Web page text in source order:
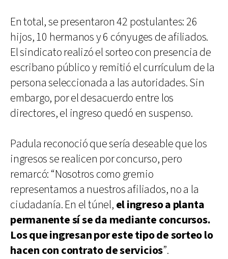
En total, se presentaron 42 postulantes: 26
hijos, 10 hermanos y 6 cónyuges de afiliados.
El sindicato realizó el sorteo con presencia de
escribano público y remitió el currículum de la
persona seleccionada a las autoridades. Sin
embargo, por el desacuerdo entre los
directores, el ingreso quedó en suspenso.
Padula reconoció que sería deseable que los
ingresos se realicen por concurso, pero
remarcó: “Nosotros como gremio
representamos a nuestros afiliados, no a la
ciudadanía. En el túnel, el ingreso a planta
permanente sí se da mediante concursos.
Los que ingresan por este tipo de sorteo lo
hacen con contrato de servicios”.